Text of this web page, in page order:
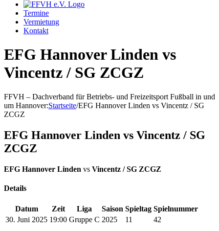
Termine
Vermietung
Kontakt
EFG Hannover Linden vs
Vincentz / SG ZCGZ
FFVH – Dachverband für Betriebs- und Freizeitsport Fußball in und
um Hannover:Startseite/EFG Hannover Linden vs Vincentz / SG
ZCGZ
EFG Hannover Linden vs Vincentz / SG
ZCGZ
EFG Hannover Linden vs Vincentz / SG ZCGZ
Details
Datum Zeit Liga Saison Spieltag Spielnummer
30. Juni 2025 19:00 Gruppe C 2025 11 42